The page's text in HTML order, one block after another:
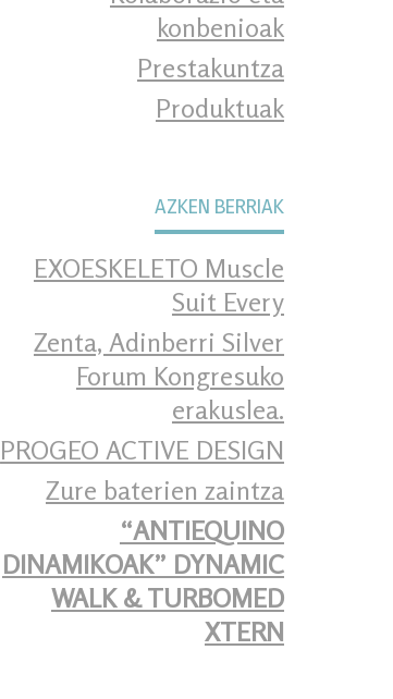
konbenioak
Prestakuntza
Produktuak
AZKEN BERRIAK
EXOESKELETO Muscle
Suit Every
Zenta, Adinberri Silver
Forum Kongresuko
erakuslea.
PROGEO ACTIVE DESIGN
Zure baterien zaintza
“ANTIEQUINO
DINAMIKOAK” DYNAMIC
WALK & TURBOMED
XTERN